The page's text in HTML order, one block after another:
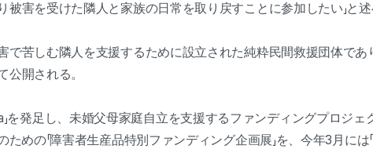
害を受けた隣人と家族の日常を取り戻すことに参加したい」と述
苦しむ隣人を支援するために設立された純粋民間救援団体であ
開される。
を発足し、未婚父母家庭自立を支援するファンディングプロジェ
の「障害者生産品特別ファンディング企画展」を、今年3月には「